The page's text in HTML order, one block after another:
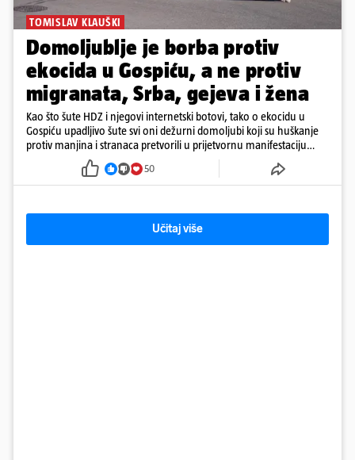
TOMISLAV KLAUŠKI
Domoljublje je borba protiv
ekocida u Gospiću, a ne protiv
migranata, Srba, gejeva i žena
Kao što šute HDZ i njegovi internetski botovi, tako o ekocidu u
Gospiću upadljivo šute svi oni dežurni domoljubi koji su huškanje
protiv manjina i stranaca pretvorili u prijetvornu manifestaciju
ljubavi prema domovini.
50
Učitaj više